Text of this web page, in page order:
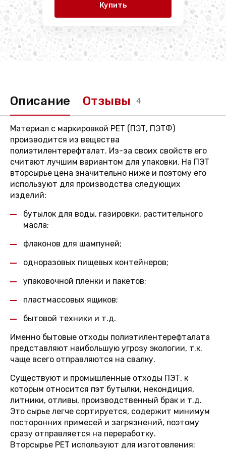
Купить
Описание Отзывы 4
Материал с маркировкой PET (ПЭТ, ПЭТФ)
производится из вещества
полиэтилентерефталат. Из-за своих свойств его
считают лучшим вариантом для упаковки. На ПЭТ
вторсырье цена значительно ниже и поэтому его
используют для производства следующих
изделий:
бутылок для воды, газировки, растительного
масла;
флаконов для шампуней;
одноразовых пищевых контейнеров;
упаковочной пленки и пакетов;
пластмассовых ящиков;
бытовой техники и т.д.
Именно бытовые отходы полиэтилентерефталата
представляют наибольшую угрозу экологии, т.к.
чаще всего отправляются на свалку.
Существуют и промышленные отходы ПЭТ, к
которым относится пэт бутылки, некондиция,
литники, отливы, производственный брак и т.д.
Это сырье легче сортируется, содержит минимум
посторонних примесей и загрязнений, поэтому
сразу отправляется на переработку.
Вторсырье PET используют для изготовления: